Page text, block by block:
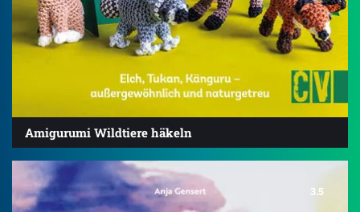
Amigurumi Wildtiere häkeln
3.5